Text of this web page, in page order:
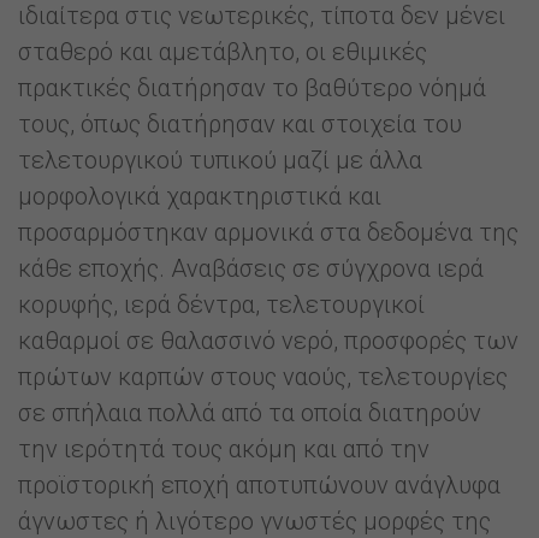
ιδιαίτερα στις νεωτερικές, τίποτα δεν μένει
σταθερό και αμετάβλητο, οι εθιμικές
πρακτικές διατήρησαν το βαθύτερο νόημά
τους, όπως διατήρησαν και στοιχεία του
τελετουργικού τυπικού μαζί με άλλα
μορφολογικά χαρακτηριστικά και
προσαρμόστηκαν αρμονικά στα δεδομένα της
κάθε εποχής. Αναβάσεις σε σύγχρονα ιερά
κορυφής, ιερά δέντρα, τελετουργικοί
καθαρμοί σε θαλασσινό νερό, προσφορές των
πρώτων καρπών στους ναούς, τελετουργίες
σε σπήλαια πολλά από τα οποία διατηρούν
την ιερότητά τους ακόμη και από την
προϊστορική εποχή αποτυπώνουν ανάγλυφα
άγνωστες ή λιγότερο γνωστές μορφές της